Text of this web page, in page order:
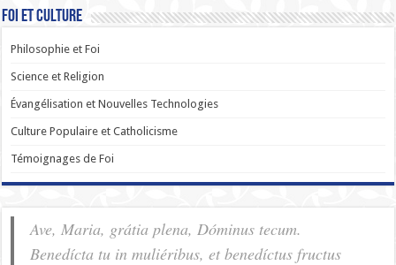
Foi et Culture
Philosophie et Foi
Science et Religion
Évangélisation et Nouvelles Technologies
Culture Populaire et Catholicisme
Témoignages de Foi
Ave, Maria, grátia plena, Dóminus tecum.
Benedícta tu in muliéribus, et benedíctus fructus